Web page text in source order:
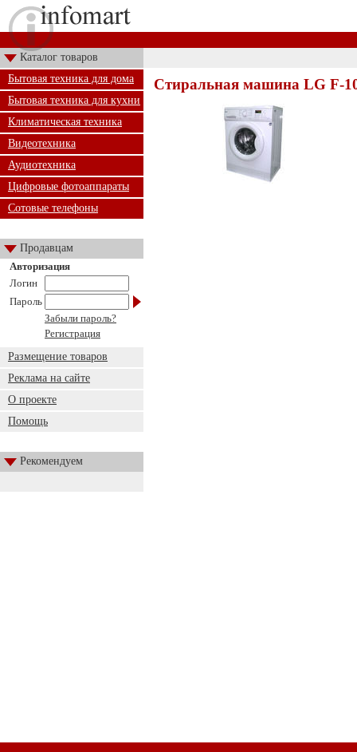
Каталог товаров
Бытовая техника для дома
Бытовая техника для кухни
Климатическая техника
Видеотехника
Аудиотехника
Цифровые фотоаппараты
Сотовые телефоны
Продавцам
Авторизация
Логин
Пароль
Забыли пароль?
Регистрация
Размещение товаров
Реклама на сайте
О проекте
Помощь
Рекомендуем
Стиральная машина LG F-